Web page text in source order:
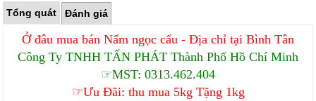
Tổng quát Đánh giá
Ở đâu mua bán Nấm ngọc cẩu - Địa chỉ tại Bình Tân
Công Ty TNHH TẤN PHÁT Thành Phố Hồ Chí Minh
☞MST: 0313.462.404
☞Ưu Đãi: thu mua 5kg Tặng 1kg